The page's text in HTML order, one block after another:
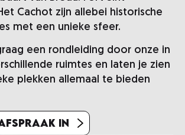
Cachot zijn allebei historische
met een unieke sfeer.
een rondleiding door onze in
ruimtes en laten je zien
plekken allemaal te bieden
in